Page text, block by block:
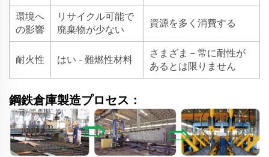
環境へ
の影響
リサイクル可能で
廃棄物が少ない
資源を多く消費する
耐火性 はい - 難燃性材料
さまざま－常に耐性が
あるとは限りません
鋼鉄倉庫製造プロセス：